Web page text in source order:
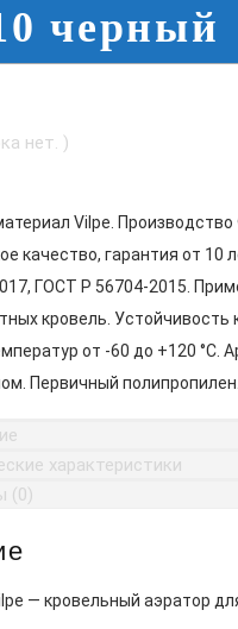
черный
нет. )
Vilpe.
качество, гарантия от 10
ГОСТ Р 56704-2015.
кровель.
от -60 до +120 °C.
Первичный полипропилен.
характеристики
(0)
— кровельный аэратор